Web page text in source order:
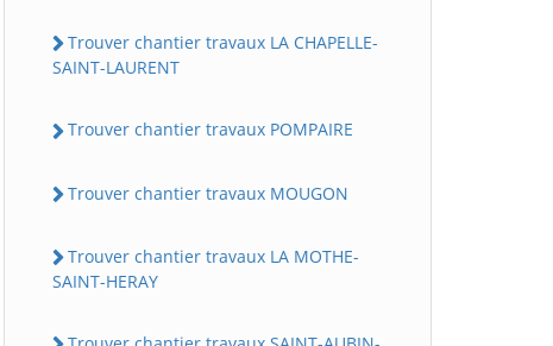
Trouver chantier travaux LA CHAPELLE-
SAINT-LAURENT
Trouver chantier travaux POMPAIRE
Trouver chantier travaux MOUGON
Trouver chantier travaux LA MOTHE-
SAINT-HERAY